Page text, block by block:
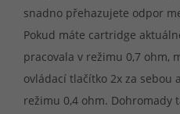
snadno přehazujete odpor
Pokud máte cartridge
pracovala v režimu 0,7 ohm,
ovládací tlačítko 2x za sebou
režimu 0,4 ohm. Dohromady